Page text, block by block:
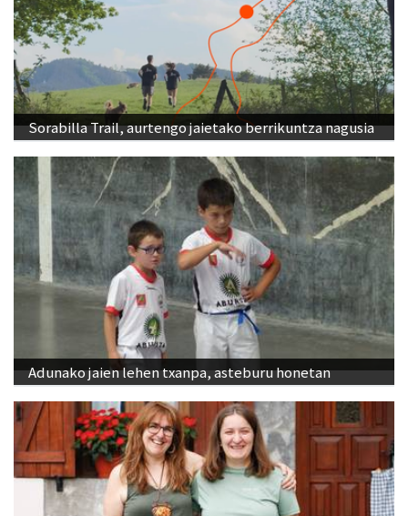
Sorabilla Trail, aurtengo jaietako berrikuntza nagusia
Adunako jaien lehen txanpa, asteburu honetan